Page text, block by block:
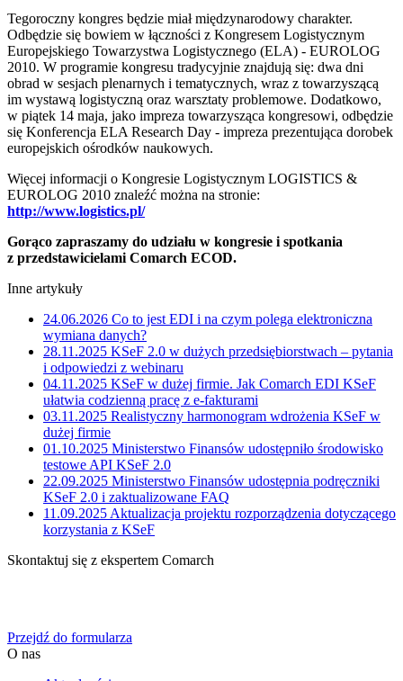
Tegoroczny kongres będzie miał międzynarodowy charakter.
Odbędzie się bowiem w łączności z Kongresem Logistycznym
Europejskiego Towarzystwa Logistycznego (ELA) - EUROLOG
2010. W programie kongresu tradycyjnie znajdują się: dwa dni
obrad w sesjach plenarnych i tematycznych, wraz z towarzyszącą
im wystawą logistyczną oraz warsztaty problemowe. Dodatkowo,
w piątek 14 maja, jako impreza towarzysząca kongresowi, odbędzie
się Konferencja ELA Research Day - impreza prezentująca dorobek
europejskich ośrodków naukowych.
Więcej informacji o Kongresie Logistycznym LOGISTICS &
EUROLOG 2010 znaleźć można na stronie:
http://www.logistics.pl/
Gorąco zapraszamy do udziału w kongresie i spotkania
z przedstawicielami Comarch ECOD.
Inne artykuły
24.06.2026 Co to jest EDI i na czym polega elektroniczna
wymiana danych?
28.11.2025 KSeF 2.0 w dużych przedsiębiorstwach – pytania
i odpowiedzi z webinaru
04.11.2025 KSeF w dużej firmie. Jak Comarch EDI KSeF
ułatwia codzienną pracę z e-fakturami
03.11.2025 Realistyczny harmonogram wdrożenia KSeF w
dużej firmie
01.10.2025 Ministerstwo Finansów udostępniło środowisko
testowe API KSeF 2.0
22.09.2025 Ministerstwo Finansów udostępnia podręczniki
KSeF 2.0 i zaktualizowane FAQ
11.09.2025 Aktualizacja projektu rozporządzenia dotyczącego
korzystania z KSeF
Skontaktuj się z ekspertem Comarch
Przejdź do formularza
O nas